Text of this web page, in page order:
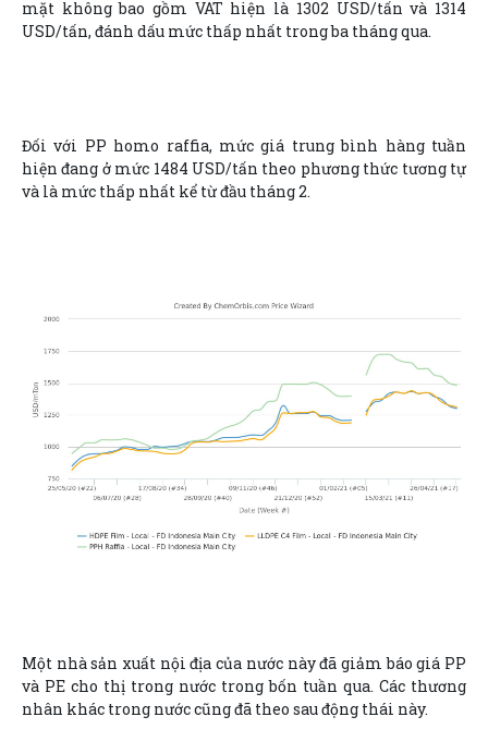
mặt không bao gồm VAT hiện là 1302 USD/tấn và 1314
USD/tấn, đánh dấu mức thấp nhất trong ba tháng qua.
Đối với PP homo raffia, mức giá trung bình hàng tuần
hiện đang ở mức 1484 USD/tấn theo phương thức tương tự
và là mức thấp nhất kể từ đầu tháng 2.
Một nhà sản xuất nội địa của nước này đã giảm báo giá PP
và PE cho thị trong nước trong bốn tuần qua. Các thương
nhân khác trong nước cũng đã theo sau động thái này.